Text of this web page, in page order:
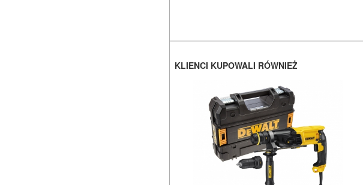
KLIENCI KUPOWALI RÓWNIEŻ